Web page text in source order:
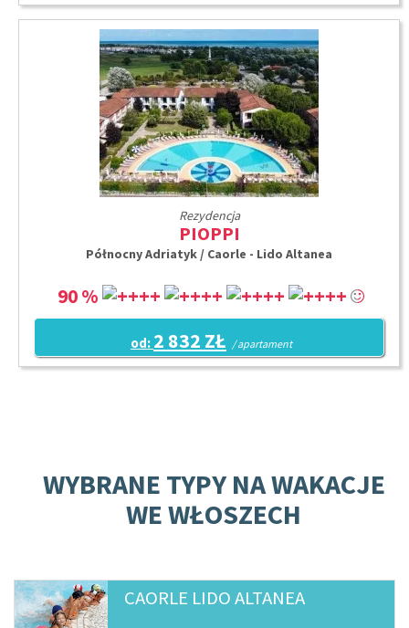
Rezydencja
PIOPPI
Północny Adriatyk / Caorle - Lido Altanea
90 %
od: 2 832 ZŁ / apartament
WYBRANE TYPY NA WAKACJE
WE WŁOSZECH
CAORLE LIDO ALTANEA